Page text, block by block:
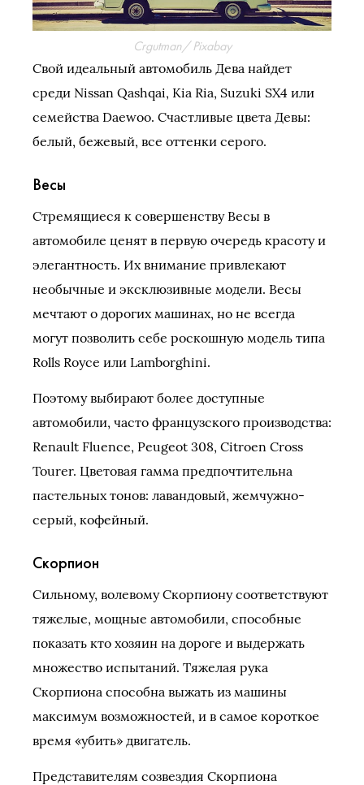
Crgutman/ Pixabay
Свой идеальный автомобиль Дева найдет
среди Nissan Qashqai, Kia Ria, Suzuki SX4 или
семейства Daewoo. Счастливые цвета Девы:
белый, бежевый, все оттенки серого.
Весы
Стремящиеся к совершенству Весы в
автомобиле ценят в первую очередь красоту и
элегантность. Их внимание привлекают
необычные и эксклюзивные модели. Весы
мечтают о дорогих машинах, но не всегда
могут позволить себе роскошную модель типа
Rolls Royce или Lamborghini.
Поэтому выбирают более доступные
автомобили, часто французского производства:
Renault Fluence, Peugeot 308, Citroen Cross
Tourer. Цветовая гамма предпочтительна
пастельных тонов: лавандовый, жемчужно-
серый, кофейный.
Скорпион
Сильному, волевому Скорпиону соответствуют
тяжелые, мощные автомобили, способные
показать кто хозяин на дороге и выдержать
множество испытаний. Тяжелая рука
Скорпиона способна выжать из машины
максимум возможностей, и в самое короткое
время «убить» двигатель.
Представителям созвездия Скорпиона